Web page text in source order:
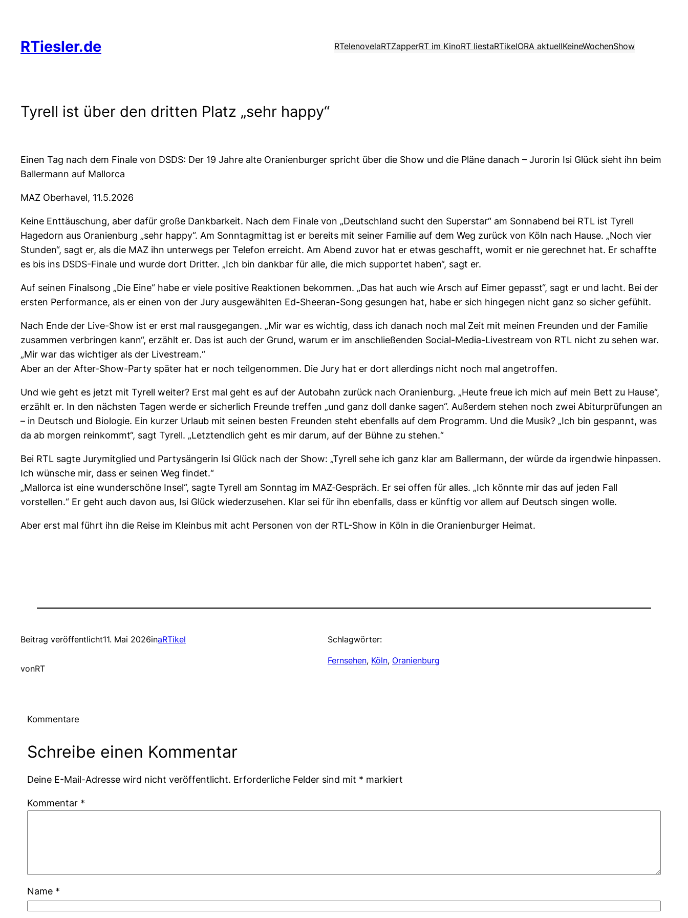
springen
RTiesler.de RTelenovelaRTZapperRT im KinoRT liestaRTikelORA aktuellKeineWochenShow
Tyrell ist über den dritten Platz „sehr happy“
Einen Tag nach dem Finale von DSDS: Der 19 Jahre alte Oranienburger spricht über die Show und die Pläne danach – Jurorin Isi Glück sieht ihn beim
Ballermann auf Mallorca
MAZ Oberhavel, 11.5.2026
Keine Enttäuschung, aber dafür große Dankbarkeit. Nach dem Finale von „Deutschland sucht den Superstar“ am Sonnabend bei RTL ist Tyrell
Hagedorn aus Oranienburg „sehr happy“. Am Sonntagmittag ist er bereits mit seiner Familie auf dem Weg zurück von Köln nach Hause. „Noch vier
Stunden“, sagt er, als die MAZ ihn unterwegs per Telefon erreicht. Am Abend zuvor hat er etwas geschafft, womit er nie gerechnet hat. Er schaffte
es bis ins DSDS-Finale und wurde dort Dritter. „Ich bin dankbar für alle, die mich supportet haben“, sagt er.
Auf seinen Finalsong „Die Eine“ habe er viele positive Reaktionen bekommen. „Das hat auch wie Arsch auf Eimer gepasst“, sagt er und lacht. Bei der
ersten Performance, als er einen von der Jury ausgewählten Ed-Sheeran-Song gesungen hat, habe er sich hingegen nicht ganz so sicher gefühlt.
Nach Ende der Live-Show ist er erst mal rausgegangen. „Mir war es wichtig, dass ich danach noch mal Zeit mit meinen Freunden und der Familie
zusammen verbringen kann“, erzählt er. Das ist auch der Grund, warum er im anschließenden Social-Media-Livestream von RTL nicht zu sehen war.
„Mir war das wichtiger als der Livestream.“
Aber an der After-Show-Party später hat er noch teilgenommen. Die Jury hat er dort allerdings nicht noch mal angetroffen.
Und wie geht es jetzt mit Tyrell weiter? Erst mal geht es auf der Autobahn zurück nach Oranienburg. „Heute freue ich mich auf mein Bett zu Hause“,
erzählt er. In den nächsten Tagen werde er sicherlich Freunde treffen „und ganz doll danke sagen“. Außerdem stehen noch zwei Abiturprüfungen an
– in Deutsch und Biologie. Ein kurzer Urlaub mit seinen besten Freunden steht ebenfalls auf dem Programm. Und die Musik? „Ich bin gespannt, was
da ab morgen reinkommt“, sagt Tyrell. „Letztendlich geht es mir darum, auf der Bühne zu stehen.“
Bei RTL sagte Jurymitglied und Partysängerin Isi Glück nach der Show: „Tyrell sehe ich ganz klar am Ballermann, der würde da irgendwie hinpassen.
Ich wünsche mir, dass er seinen Weg findet.“
„Mallorca ist eine wunderschöne Insel“, sagte Tyrell am Sonntag im MAZ‑Gespräch. Er sei offen für alles. „Ich könnte mir das auf jeden Fall
vorstellen.“ Er geht auch davon aus, Isi Glück wiederzusehen. Klar sei für ihn ebenfalls, dass er künftig vor allem auf Deutsch singen wolle.
Aber erst mal führt ihn die Reise im Kleinbus mit acht Personen von der RTL-Show in Köln in die Oranienburger Heimat.
Beitrag veröffentlicht11. Mai 2026inaRTikel
vonRT
Schlagwörter:
Fernsehen, Köln, Oranienburg
Kommentare
Schreibe einen Kommentar
Deine E-Mail-Adresse wird nicht veröffentlicht. Erforderliche Felder sind mit * markiert
Kommentar *
Name *